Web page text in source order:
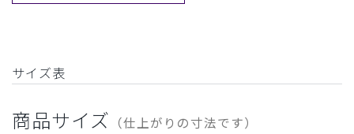
サイズ表
商品サイズ （仕上がりの寸法です）